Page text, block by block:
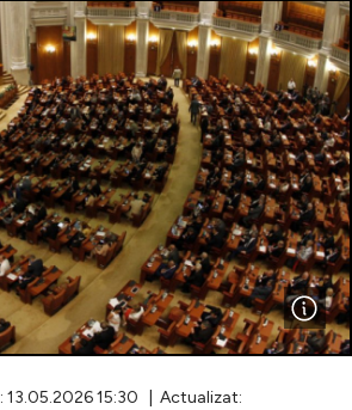
în cont
cont
13.05.2026 15:30 | Actualizat: